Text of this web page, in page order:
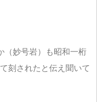
妙号岩）も昭和一桁
刻されたと伝え聞いて